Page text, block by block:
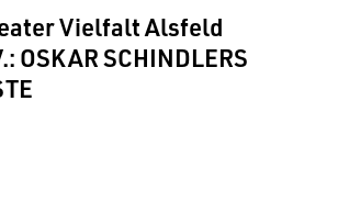
Vielfalt Alsfeld
OSKAR SCHINDLERS